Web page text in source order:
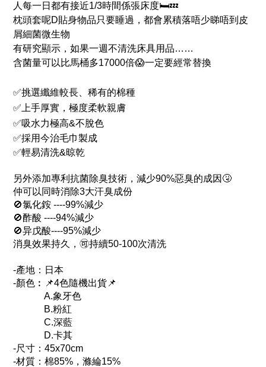
人每一日都有接近1/3時間係張床度🛏💤
枕頭套呢D貼身物品只要睡過，都會累積落唔少睇唔到皮
屑細菌微生物
有研究顯示，如果一週不清洗床具用品……
含菌量可以比馬桶多17000倍😱一定要經常替換
✅挑選纖維較長、稀有的棉種
✅ 上手厚實，極度柔軟親膚
✅吸水力極高&不脫色
✅採用今治毛巾製成
✅輕易清洗&晾乾
另外添加專利抗菌除臭技術，減少90%惡臭的成因🤧
仲可以同時消除3大汗臭成份
🚫氯化銨 ----99%減少
🚫酢酸 ----94%減少
🚫异戊酸----95%減少
消臭效果持久，🉑持續50-100次清洗
-產地：日本
-顏色︰📌4色隨機出貨 📌
A.象牙色
B.粉紅
C.深藍
D.卡其
-尺寸：45x70cm
-材質：棉85%，滌綸15%